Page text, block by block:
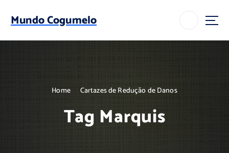
p
Mundo Cogumelo
Home Cartazes de Redução de Danos
Tag Marquis